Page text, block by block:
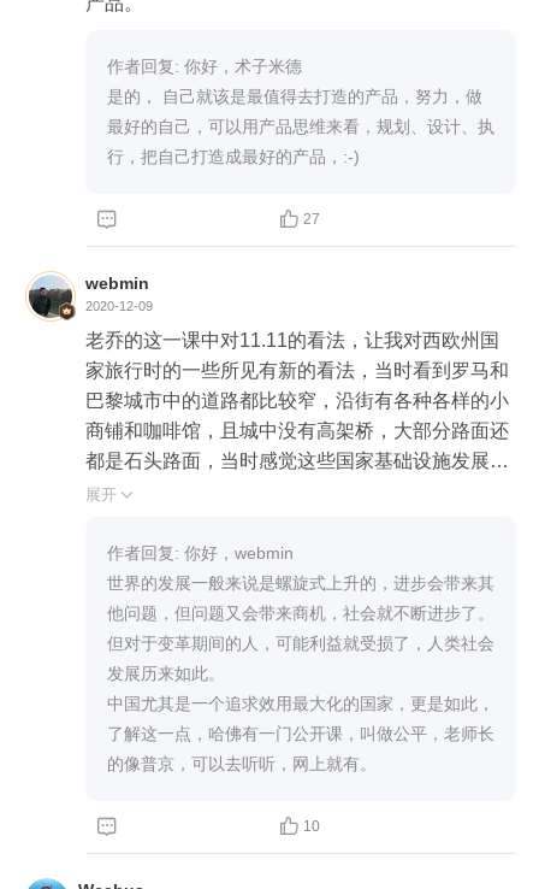
作者回复: 你好，术子米德
是的， 自己就该是最值得去打造的产品，努力，做
最好的自己，可以用产品思维来看，规划、设计、执
行，把自己打造成最好的产品，:-)
  27
webmin
2020-12-09
老乔的这一课中对11.11的看法，让我对西欧州国
家旅行时的一些所见有新的看法，当时看到罗马和
巴黎城市中的道路都比较窄，沿街有各种各样的小
商铺和咖啡馆，且城中没有高架桥，大部分路面还
都是石头路面，当时感觉这些国家基础设施发展比
中国慢了很多，但是今天我有了不同的看法，电商
不去街边店吃东西了，邻里间缺少了在一个公共空
间中交流的机会和环境，这会导致社会微环境的坍
塌，周围的人互相不认识，走在家门口的路上没有
人认识你，你不可能找街边店老板帮你照看一下东
西，也无法放心让小孩独自在房外玩，住一楼的家
家基本上都是拉上窗帘的，时时刻刻需要有家里的
大人在
照看，邻里或沿街的商铺老板不会帮你关注是否有
现在已经从一个熟人社会进入到了一个生人社会。
展开 
作者回复: 你好，webmin
世界的发展一般来说是螺旋式上升的，进步会带来其
他问题，但问题又会带来商机，社会就不断进步了。
但对于变革期间的人，可能利益就受损了，人类社会
发展历来如此。
中国尤其是一个追求效用最大化的国家，更是如此，
了解这一点，哈佛有一门公开课，叫做公平，老师长
的像普京，可以去听听，网上就有。
  10